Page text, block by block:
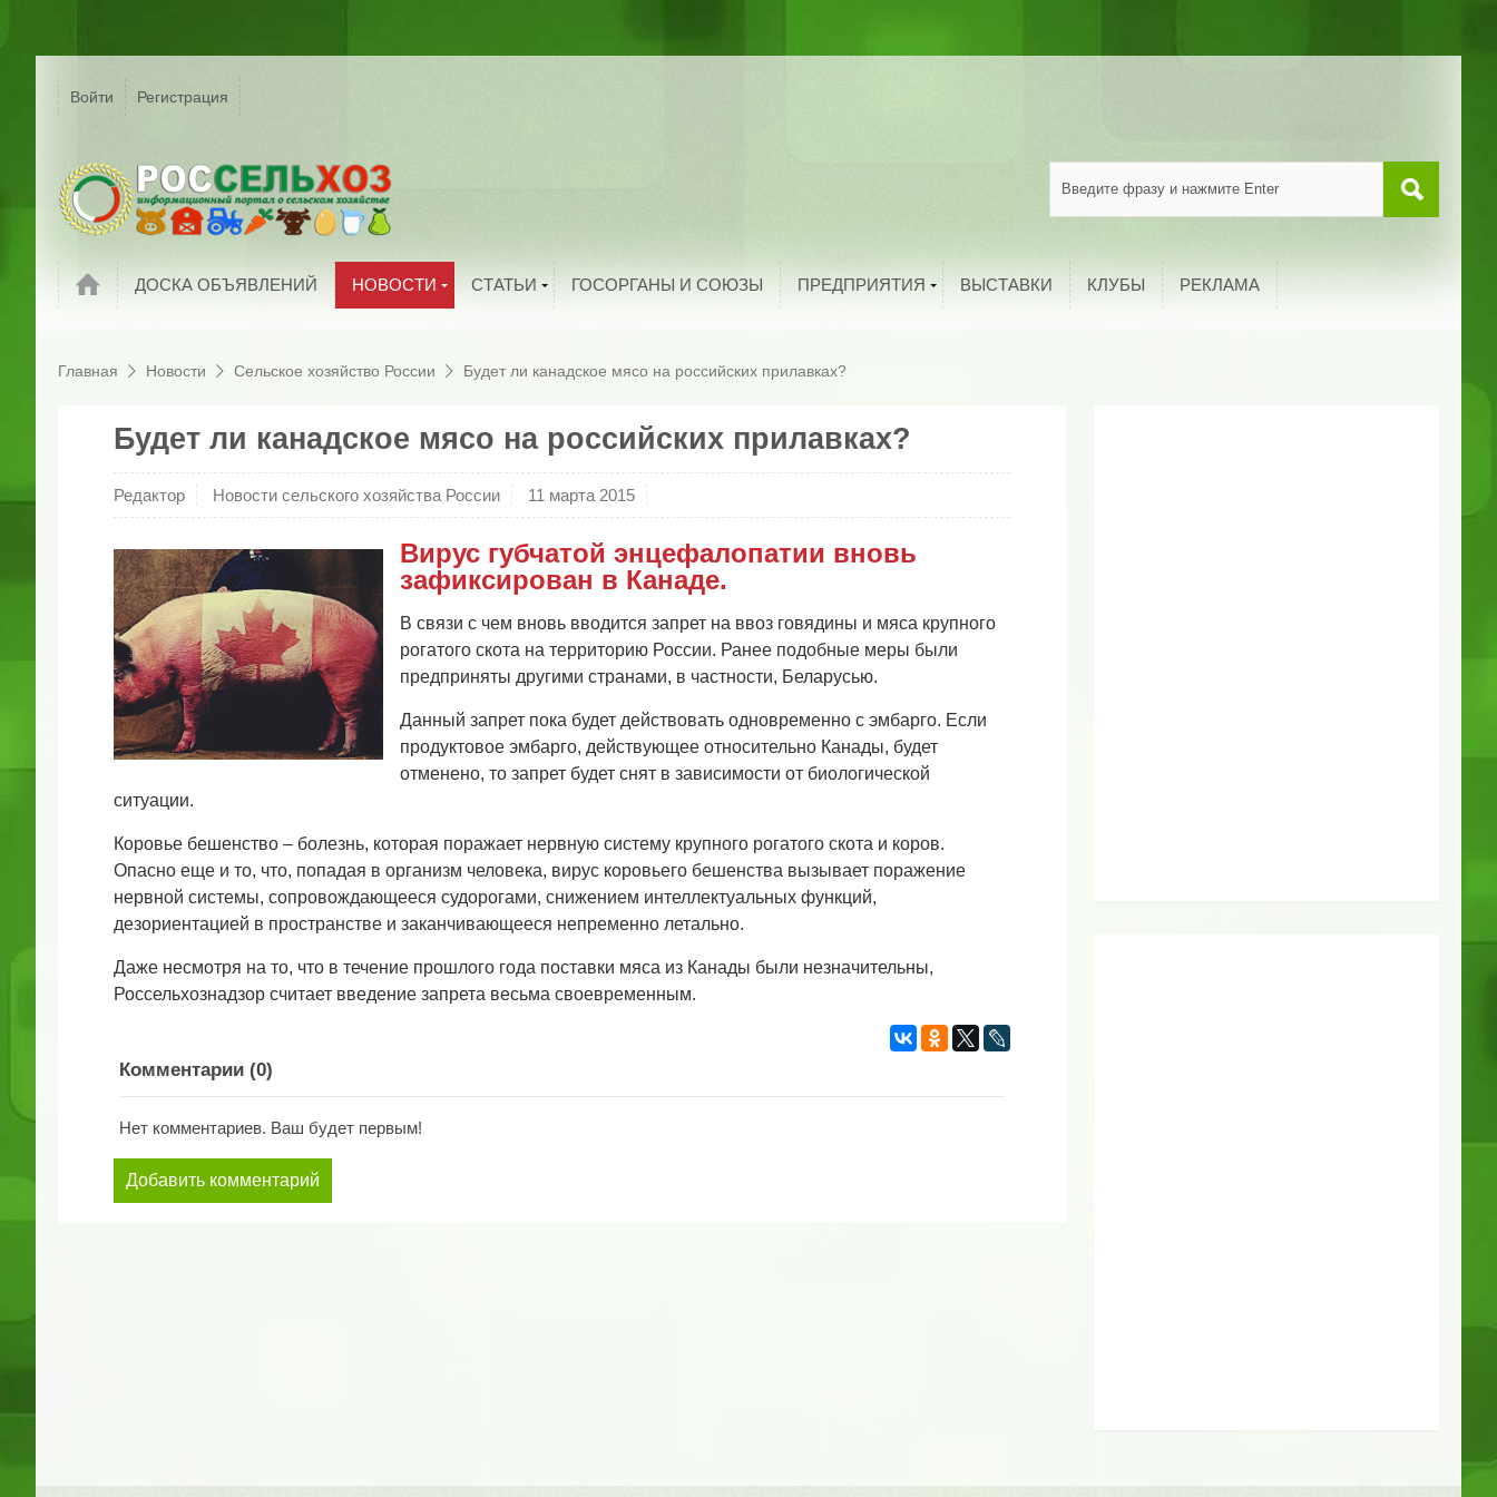
Войти Регистрация
Новости
ДОСКА ОБЪЯВЛЕНИЙ НОВОСТИ
Мировые новости
Новости компаний
Обзоры рынковСТАТЬИ
Грибоводство
Продукты питанияГОСОРГАНЫ И СОЮЗЫ ПРЕДПРИЯТИЯ
Добавить организациюВЫСТАВКИ КЛУБЫ РЕКЛАМА
Главная Новости Сельское хозяйство России Будет ли канадское мясо на российских прилавках?
Будет ли канадское мясо на российских прилавках?
Редактор Новости сельского хозяйства России 11 марта 2015
Вирус губчатой энцефалопатии вновь
зафиксирован в Канаде.
В связи с чем вновь вводится запрет на ввоз говядины и мяса крупного
рогатого скота на территорию России. Ранее подобные меры были
предприняты другими странами, в частности, Беларусью.
Данный запрет пока будет действовать одновременно с эмбарго. Если
продуктовое эмбарго, действующее относительно Канады, будет
отменено, то запрет будет снят в зависимости от биологической
ситуации.
Коровье бешенство – болезнь, которая поражает нервную систему крупного рогатого скота и коров.
Опасно еще и то, что, попадая в организм человека, вирус коровьего бешенства вызывает поражение
нервной системы, сопровождающееся судорогами, снижением интеллектуальных функций,
дезориентацией в пространстве и заканчивающееся непременно летально.
Даже несмотря на то, что в течение прошлого года поставки мяса из Канады были незначительны,
Россельхознадзор считает введение запрета весьма своевременным.
Комментарии (0)
Нет комментариев. Ваш будет первым!
Добавить комментарий